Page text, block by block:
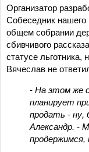
Организатор
Собеседник нашего
общем собрании
сбивчивого
статусе
Вячеслав не
- На этом же
планирует
продать - ну,
Александр. -
продержимся,